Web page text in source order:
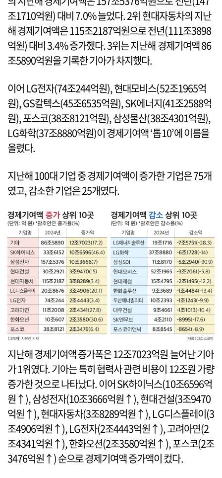
조1710억원) 대비 7.0% 늘었다. 2위 현대자동차의 지난
해 경제기여액은 115조2187억원으로 전년(111조3898
억원) 대비 3.4% 증가했다. 3위는 지난해 경제기여액 86
조5890억원을 기록한 기아가 차지했다.
이어 LG전자(74조244억원), 현대모비스(52조1965억
원), GS칼텍스(45조6535억원), SK에너지(41조2588억
원), 포스코(38조8121억원), 삼성물산(38조4301억원),
LG화학(37조8880억원)이 경제기여액 ‘톱10’에 이름을
올렸다.
지난해 100대 기업 중 경제기여액이 증가한 기업은 75개
였고, 감소한 기업은 25개였다.
지난해 경제기여액 증가폭은 12조7023억원 늘어난 기아
가 1위였다. 기아는 특히 협력사 관련 비용이 12조원 가량
증가한 것으로 나타났다. 이어 SK하이닉스(10조6596억
원↑), 삼성전자(10조3666억원↑), 현대건설(3조9470
억원↑), 현대자동차(3조8289억원↑), LG디스플레이(3
조4906억원↑), LG전자(2조4443억원↑), 고려아연(2
조4341억원↑), 한화오션(2조3580억원↑), 포스코(2조
3476억원↑) 순으로 경제기여액 증가액이 컸다.